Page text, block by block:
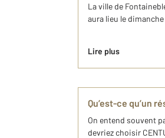
La ville de
aura lieu le
Lire plus
Qu’est-ce qu’un
On entend souvent
devriez choisir